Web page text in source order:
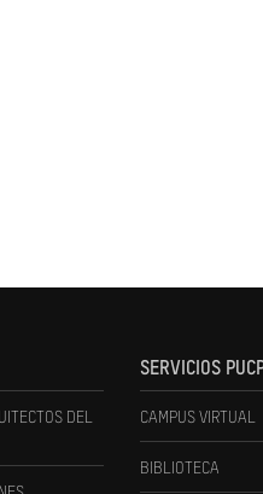
DEL
SERVICIOS
CAMPUS VIRTUAL
BIBLIOTECA